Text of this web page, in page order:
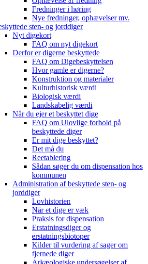
Fredninger i høring
Nye fredninger, ophævelser mv.
sten- og jorddiger
Nyt digekort
FAQ om nyt digekort
Derfor er digerne beskyttede
FAQ om Digebeskyttelsen
Hvor gamle er digerne?
Konstruktion og materialer
Kulturhistorisk værdi
Biologisk værdi
Landskabelig værdi
Når du ejer et beskyttet dige
FAQ om Ulovlige forhold på
beskyttede diger
Er mit dige beskyttet?
Det må du
Reetablering
Sådan søger du om dispensation hos
kommunen
Administration af beskyttede sten- og
jorddiger
Lovhistorien
Når et dige er væk
Praksis for dispensation
Erstatningsdiger og
erstatningsbiotoper
Kilder til vurdering af sager om
fjernede diger
Arkæologiske undersøgelser af